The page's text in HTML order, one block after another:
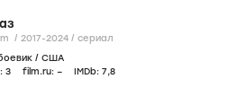
Seal Team / 2017-2024 / сериал
/ США
3 film.ru: – IMDb: 7,8